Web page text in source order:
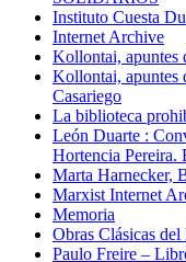
Instituto Cuesta
Internet Archive
Kollontai, apuntes
Kollontai, apuntes
Casariego
La biblioteca
León Duarte :
Hortencia Pereira.
Marta Harnecker,
Marxist Internet
Memoria
Obras Clásicas
Paulo Freire –